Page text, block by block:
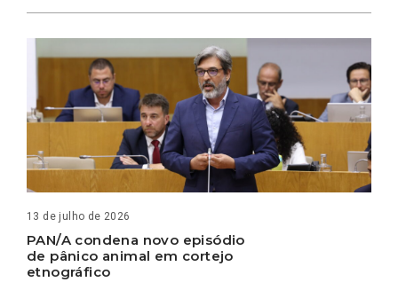
13 de julho de 2026
PAN/A condena novo episódio
de pânico animal em cortejo
etnográfico